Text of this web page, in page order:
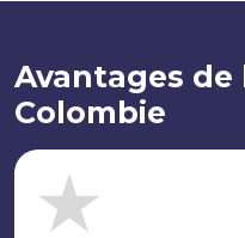
Avantages de
Colombie